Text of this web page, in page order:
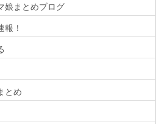
娘まとめブログ
！
とめ